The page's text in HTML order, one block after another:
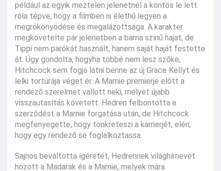
például az egyik meztelen jelenetnél a köntös le lett
róla tépve, hogy a filmben is élethű legyen a
megrökönyödése és megalázottsága. A karakter
megkövetelte pár jelenetben a barna színű hajat, de
Tippi nem parókát használt, hanem saját haját festette
át. Úgy gondolta, hogyha többé nem lesz szőke,
Hitchcock sem fogja látni benne az új Grace Kellyt és
lelki tortúrája véget ér. A Marnie premierje előtt a
rendező szerelmet vallott neki, melyet újabb
visszautasítás követett. Hedren felbontotta a
szerződést a Marnie forgatása után, de Hitchcock
megfenyegette, hogy tönkreteszi a karrierjét, eléri,
hogy egy rendező se foglalkoztassa.
Sajnos beváltotta ígéretét, Hedrennek világhírnevet
hozott a Madarak és a Marnie, melyek mára